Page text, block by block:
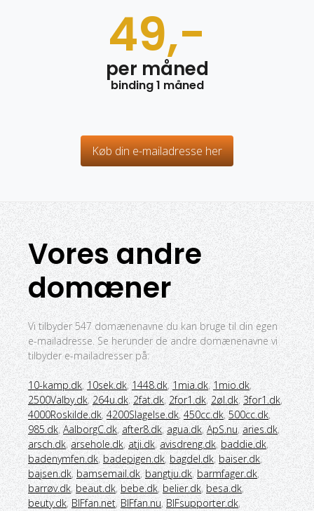
49,-
per måned
binding 1 måned
Køb din e-mailadresse her
Vores andre
domæner
Vi tilbyder 547 domænenavne du kan bruge til din egen
e-mailadresse. Se herunder de andre domænenavne vi
tilbyder e-mailadresser på:
10-kamp.dk, 10sek.dk, 1448.dk, 1mia.dk, 1mio.dk,
2500Valby.dk, 264u.dk, 2fat.dk, 2for1.dk, 2øl.dk, 3for1.dk,
4000Roskilde.dk, 4200Slagelse.dk, 450cc.dk, 500cc.dk,
985.dk, AalborgC.dk, after8.dk, agua.dk, ApS.nu, aries.dk,
arsch.dk, arsehole.dk, atji.dk, avisdreng.dk, baddie.dk,
badenymfen.dk, badepigen.dk, bagdel.dk, baiser.dk,
bajsen.dk, bamsemail.dk, bangtju.dk, barmfager.dk,
barrøv.dk, beaut.dk, bebe.dk, belier.dk, besa.dk,
beuty.dk, BIFfan.net, BIFfan.nu, BIFsupporter.dk,